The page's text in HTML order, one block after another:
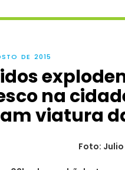
DE 2015
na
viatura
Foto: